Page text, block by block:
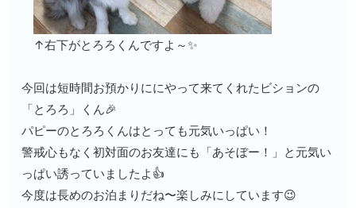
↑右下がとろろくんですよ～✨
今回は短時間お預かりににやって来てくれたビションの
「とろろ」くん🎉
パピーのとろろくんはとっても元気いっぱい！
警戒心もなく初対面のお友達にも「あそぼー！」と元気い
っぱい誘っていましたよ👍
今度は長めのお泊まりだね〜楽しみにしています😉